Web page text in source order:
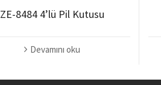
ZE-8484 4’lü Pil Kutusu
Devamını oku